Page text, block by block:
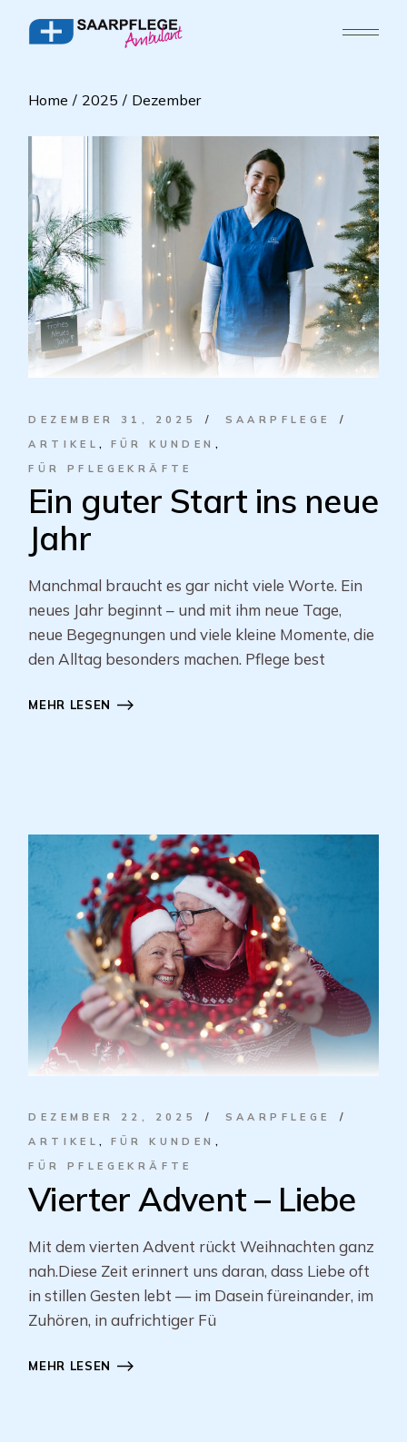
Home 2025 Dezember
DEZEMBER 31, 2025
SAARPFLEGE
ARTIKEL
FÜR KUNDEN
FÜR PFLEGEKRÄFTE
Ein guter Start ins neue
Jahr
Manchmal braucht es gar nicht viele Worte. Ein
neues Jahr beginnt – und mit ihm neue Tage,
neue Begegnungen und viele kleine Momente, die
den Alltag besonders machen. Pflege best
MEHR LESEN
DEZEMBER 22, 2025
SAARPFLEGE
ARTIKEL
FÜR KUNDEN
FÜR PFLEGEKRÄFTE
Vierter Advent – Liebe
Mit dem vierten Advent rückt Weihnachten ganz
nah.Diese Zeit erinnert uns daran, dass Liebe oft
in stillen Gesten lebt — im Dasein füreinander, im
Zuhören, in aufrichtiger Fü
MEHR LESEN